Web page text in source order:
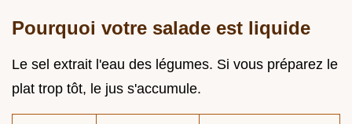
Pourquoi votre salade est liquide
Le sel extrait l'eau des légumes. Si vous préparez le
plat trop tôt, le jus s'accumule.